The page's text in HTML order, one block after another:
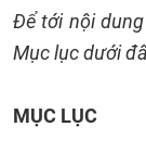
Để tới nội
Mục lục dưới
MỤC LỤC